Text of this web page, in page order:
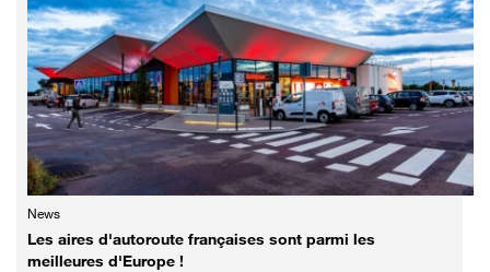
News
Les aires d'autoroute françaises sont parmi les
meilleures d'Europe !